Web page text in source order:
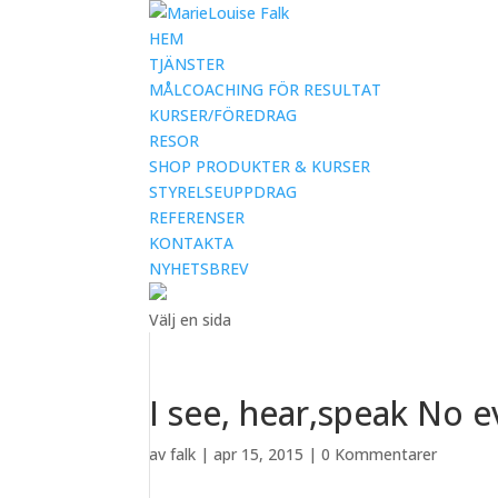
HEM
TJÄNSTER
MÅLCOACHING FÖR RESULTAT
KURSER/FÖREDRAG
RESOR
SHOP PRODUKTER & KURSER
STYRELSEUPPDRAG
REFERENSER
KONTAKTA
NYHETSBREV
Välj en sida
I see, hear,speak No
avfalk |apr 15, 2015 |0 Kommentarer